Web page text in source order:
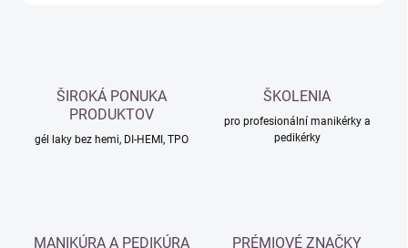
ŠIROKÁ PONUKA
PRODUKTOV
gél laky bez hemi, DI-HEMI, TPO
ŠKOLENIA
pro profesionální manikérky a
pedikérky
MANIKÚRA A PEDIKÚRA PRÉMIOVÉ ZNAČKY